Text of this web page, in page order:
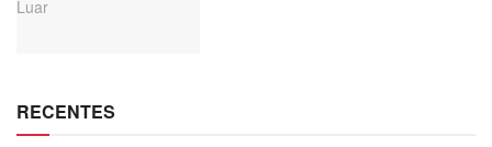
RECENTES